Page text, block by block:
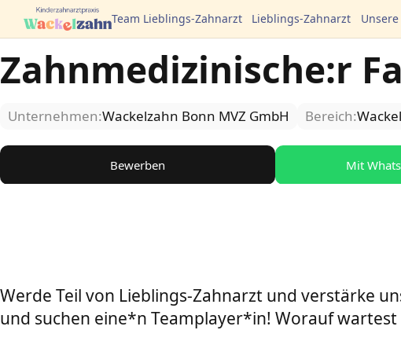
Team Lieblings-Zahnarzt Lieblings-Zahnarzt
Zahnmedizinische:r
Unternehmen:Wackelzahn Bonn MVZ GmbH Bereich:
Bewerben Mit
Werde Teil von Lieblings-Zahnarzt und verstärke
und suchen eine*n Teamplayer*in! Worauf wartest